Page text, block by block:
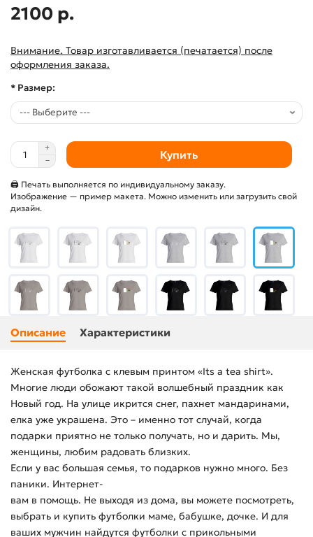
2100 р.
Внимание. Товар изготавливается (печатается) после
оформления заказа.
* Размер:
Купить
🖨 Печать выполняется по индивидуальному заказу.
Изображение — пример макета. Можно изменить или загрузить свой
дизайн.
Описание Характеристики
Женская футболка с клевым принтом «Its a tea shirt».
Многие люди обожают такой волшебный праздник как
Новый год. На улице икрится снег, пахнет мандаринами,
елка уже украшена. Это – именно тот случай, когда
подарки приятно не только получать, но и дарить. Мы,
женщины, любим радовать близких.
Если у вас большая семья, то подарков нужно много. Без
паники. Интернет-
вам в помощь. Не выходя из дома, вы можете посмотреть,
выбрать и купить футболки маме, бабушке, дочке. И для
ваших мужчин найдутся футболки с прикольными